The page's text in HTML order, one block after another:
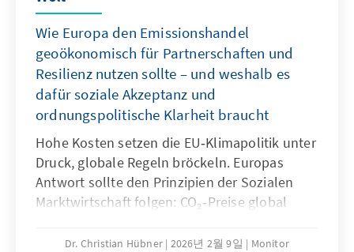
Wie Europa den Emissionshandel
geoökonomisch für Partnerschaften und
Resilienz nutzen sollte – und weshalb es
dafür soziale Akzeptanz und
ordnungspolitische Klarheit braucht
Hohe Kosten setzen die EU‑Klimapolitik unter
Druck, globale Regeln bröckeln. Europas
Antwort sollte den Prinzipien der Sozialen
Marktwirtschaft folgen: CO₂‑Preise global
Dazu kann die EU ihren CO₂‑Grenzausgleich
Dr. Christian Hübner 2026년 2월 9일
Monitor